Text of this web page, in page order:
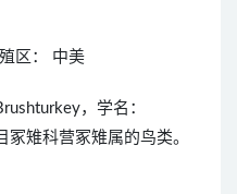
区： 中美
，学名：
冢雉科营冢雉属的鸟类。